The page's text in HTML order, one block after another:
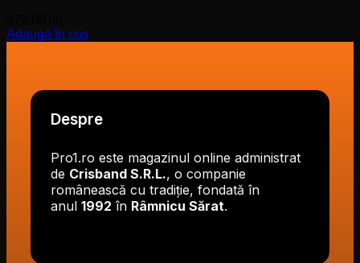
Adaugă în coș
Despre
Pro1.ro este magazinul online administrat
de Crisband S.R.L., o companie
românească cu tradiție, fondată în
anul 1992 în Râmnicu Sărat.